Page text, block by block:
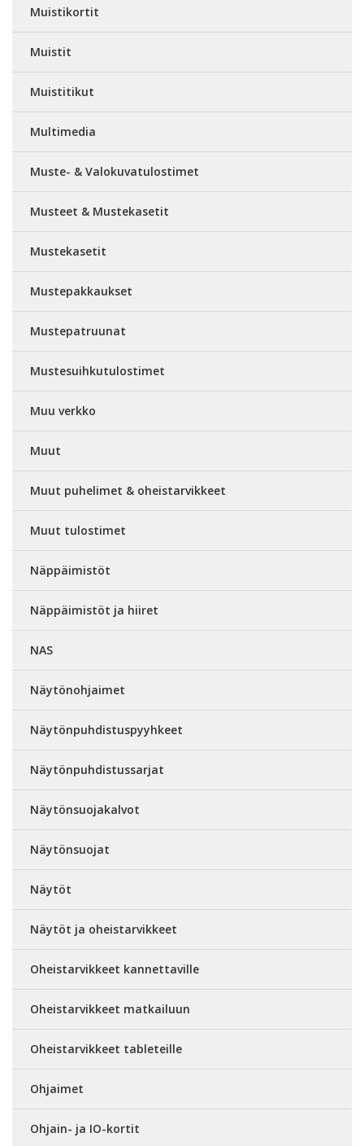
Muistikortit
Muistit
Muistitikut
Multimedia
Muste- & Valokuvatulostimet
Musteet & Mustekasetit
Mustekasetit
Mustepakkaukset
Mustepatruunat
Mustesuihkutulostimet
Muu verkko
Muut
Muut puhelimet & oheistarvikkeet
Muut tulostimet
Näppäimistöt
Näppäimistöt ja hiiret
NAS
Näytönohjaimet
Näytönpuhdistuspyyhkeet
Näytönpuhdistussarjat
Näytönsuojakalvot
Näytönsuojat
Näytöt
Näytöt ja oheistarvikkeet
Oheistarvikkeet kannettaville
Oheistarvikkeet matkailuun
Oheistarvikkeet tableteille
Ohjaimet
Ohjain- ja IO-kortit